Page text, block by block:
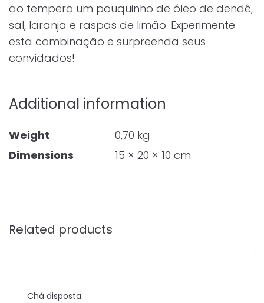
ao tempero um pouquinho de óleo de dendê,
sal, laranja e raspas de limão. Experimente
esta combinação e surpreenda seus
convidados!
Additional information
Weight
0,70 kg
Dimensions
15 × 20 × 10 cm
Related products
Chá disposta